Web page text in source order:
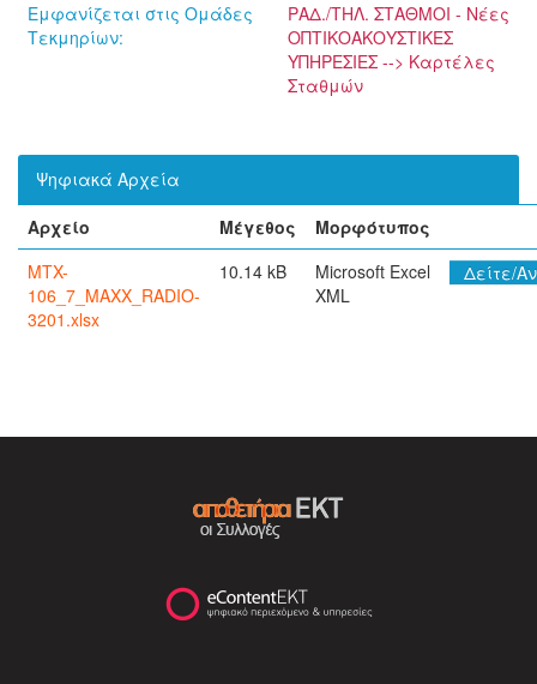
Εμφανίζεται στις Ομάδες
Τεκμηρίων:
ΡΑΔ./ΤΗΛ. ΣΤΑΘΜΟΙ - Νέες
ΟΠΤΙΚΟΑΚΟΥΣΤΙΚΕΣ
ΥΠΗΡΕΣΙΕΣ --> Καρτέλες
Σταθμών
Ψηφιακά Αρχεία
Αρχείο
Μέγεθος
Μορφότυπος
MTX-
106_7_MAXX_RADIO-
3201.xlsx
10.14 kB
Microsoft Excel
XML
Δείτε/